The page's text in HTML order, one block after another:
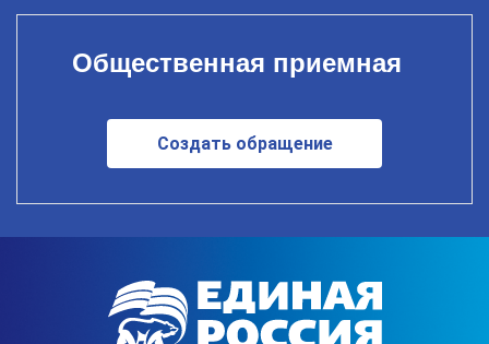
Общественная приемная
Создать обращение